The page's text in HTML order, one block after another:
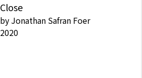
Close
by Jonathan Safran Foer
2020